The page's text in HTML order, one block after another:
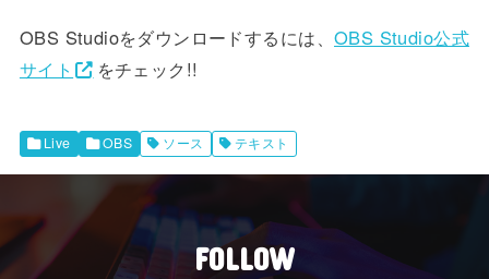
OBS Studioをダウンロードするには、 OBS Studio公式
サイト
をチェック!!
Live OBS ソース テキスト
FOLLOW